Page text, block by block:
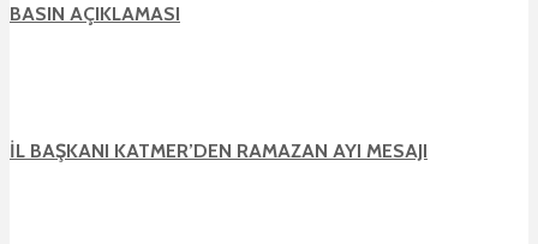
BASIN AÇIKLAMASI
İL BAŞKANI KATMER’DEN RAMAZAN AYI MESAJI